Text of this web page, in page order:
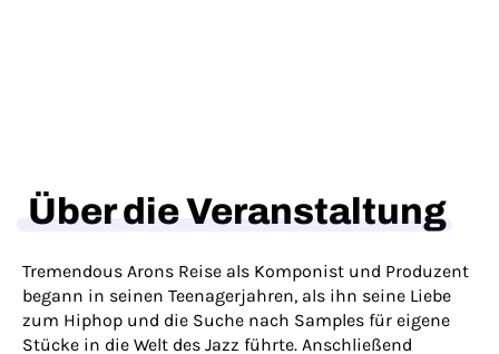
Über die Veranstaltung
Tremendous Arons Reise als Komponist und Produzent
begann in seinen Teenagerjahren, als ihn seine Liebe
zum Hiphop und die Suche nach Samples für eigene
Stücke in die Welt des Jazz führte. Anschließend